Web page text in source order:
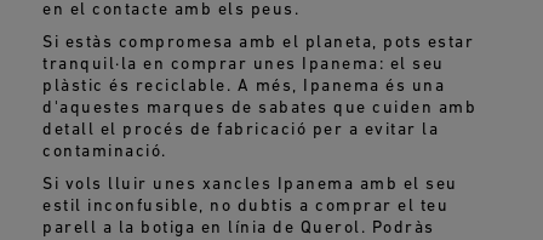
en el contacte amb els peus.
Si estàs compromesa amb el planeta, pots estar
tranquil·la en comprar unes Ipanema: el seu
plàstic és reciclable. A més, Ipanema és una
d'aquestes marques de sabates que cuiden amb
detall el procés de fabricació per a evitar la
contaminació.
Si vols lluir unes xancles Ipanema amb el seu
estil inconfusible, no dubtis a comprar el teu
parell a la botiga en línia de Querol. Podràs